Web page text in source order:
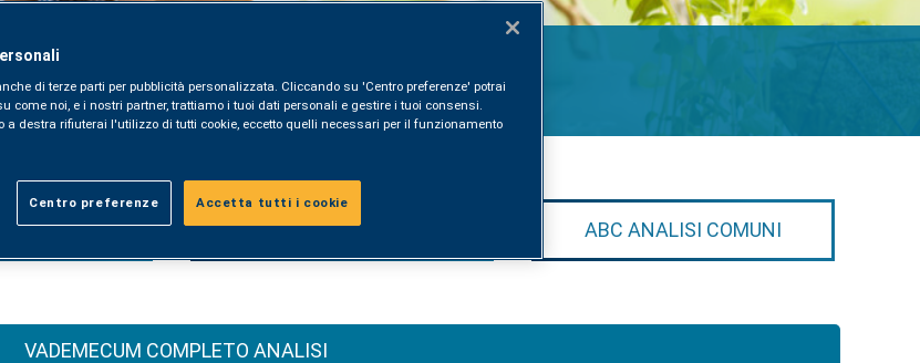
COME PREPARARSI ABC ANALISI COMUNI
VADEMECUM COMPLETO ANALISI
di terze parti per pubblicità personalizzata. Cliccando su 'Centro preferenze' potrai
come noi, e i nostri partner, trattiamo i tuoi dati personali e gestire i tuoi consensi.
destra rifiuterai l'utilizzo di tutti cookie, eccetto quelli necessari per il funzionamento
Centro preferenze Accetta tutti i cookie